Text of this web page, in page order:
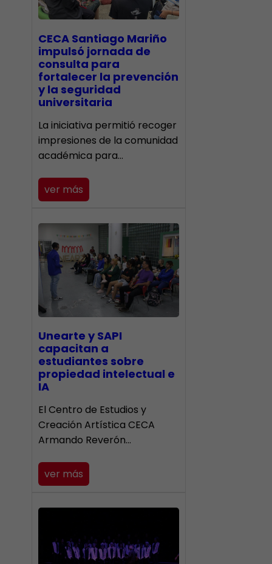
CECA Santiago Mariño
impulsó jornada de
consulta para
fortalecer la prevención
y la seguridad
universitaria
La iniciativa permitió recoger
impresiones de la comunidad
académica para…
ver más
Unearte y SAPI
capacitan a
estudiantes sobre
propiedad intelectual e
IA
El Centro de Estudios y
Creación Artística CECA
Armando Reverón…
ver más